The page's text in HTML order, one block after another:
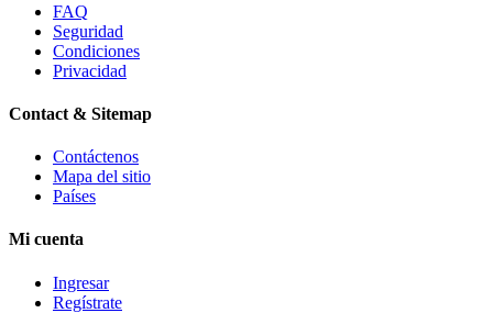
FAQ
Seguridad
Condiciones
Privacidad
Contact & Sitemap
Contáctenos
Mapa del sitio
Países
Mi cuenta
Ingresar
Regístrate